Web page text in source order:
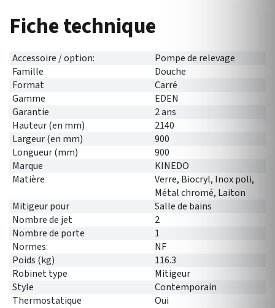
Fiche technique
Accessoire / option:
Pompe de relevage
Famille
Douche
Format
Carré
Gamme
EDEN
Garantie
2 ans
Hauteur (en mm)
2140
Largeur (en mm)
900
Longueur (mm)
900
Marque
KINEDO
Matière
Verre, Biocryl, Inox poli,
Métal chromé, Laiton
Mitigeur pour
Salle de bains
Nombre de jet
2
Nombre de porte
1
Normes:
NF
Poids (kg)
116.3
Robinet type
Mitigeur
Style
Contemporain
Thermostatique
Oui